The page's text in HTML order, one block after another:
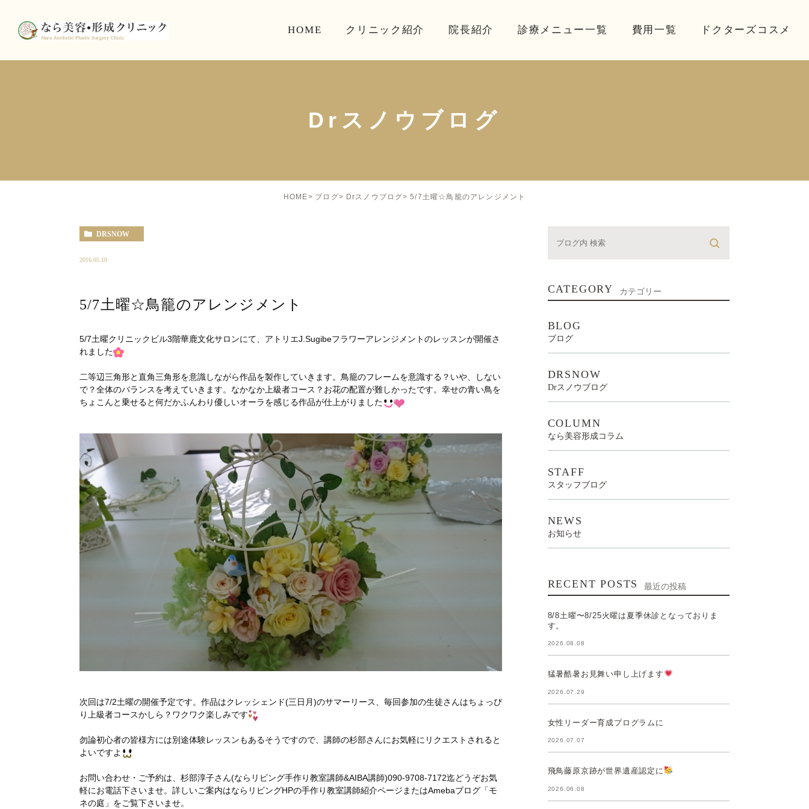
HOME クリニック紹介 院長紹介 診療メニュー一覧 費用一覧 ドクターズコスメ
Drスノウブログ
HOME ブログ Drスノウブログ 5/7土曜☆鳥籠のアレンジメント
DRSNOW
2016.05.10
5/7土曜☆鳥籠のアレンジメント
5/7土曜クリニックビル3階華鹿文化サロンにて、アトリエJ.Sugibeフラワーアレンジメントのレッスンが開催さ
れました
二等辺三角形と直角三角形を意識しながら作品を製作していきます。鳥籠のフレームを意識する？いや、しない
で？全体のバランスを考えていきます。なかなか上級者コース？お花の配置が難しかったです。幸せの青い鳥を
ちょこんと乗せると何だかふんわり優しいオーラを感じる作品が仕上がりました
次回は7/2土曜の開催予定です。作品はクレッシェンド(三日月)のサマーリース、毎回参加の生徒さんはちょっぴ
り上級者コースかしら？ワクワク楽しみです
勿論初心者の皆様方には別途体験レッスンもあるそうですので、講師の杉部さんにお気軽にリクエストされると
よいですよ
お問い合わせ・ご予約は、杉部淳子さん(ならリビング手作り教室講師&AIBA講師)090-9708-7172迄どうぞお気
軽にお電話下さいませ。詳しいご案内はならリビングHPの手作り教室講師紹介ページまたはAmebaブログ「モ
ネの庭」をご覧下さいませ。
CATEGORY カテゴリー
BLOG
ブログ
DRSNOW
Drスノウブログ
COLUMN
なら美容形成コラム
STAFF
スタッフブログ
NEWS
お知らせ
RECENT POSTS 最近の投稿
8/8土曜〜8/25火曜は夏季休診となっておりま
す。
2026.08.08
猛暑酷暑お見舞い申し上げます
2026.07.29
女性リーダー育成プログラムに
2026.07.07
飛鳥藤原京跡が世界遺産認定に
2026.06.08